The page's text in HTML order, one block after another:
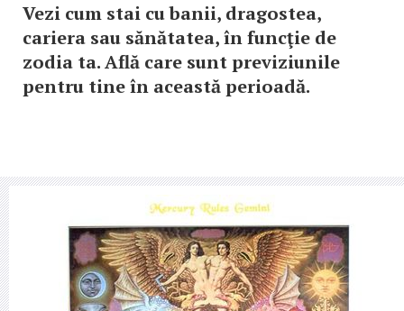
Vezi cum stai cu banii, dragostea,
cariera sau sănătatea, în funcţie de
zodia ta. Află care sunt previziunile
pentru tine în această perioadă.